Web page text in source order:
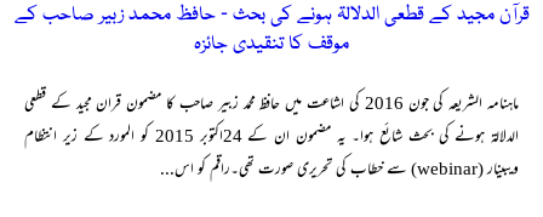
قرآن مجید کے قطعی الدلالۃ ہونے کی بحث ۔ حافظ محمد زبیر صاحب کے
موقف کا تنقیدی جائزہ
ماہنامہ الشریعہ کی جون 2016 کی اشاعت میں حافظ محمد زبیر صاحب کا مضمون قران مجید کے قطعی
الدلالۃ ہونے کی بحث شائع ہوا۔ یہ مضمون ان کے 24اکتوبر 2015 کو المورد کے زیر انتظام
ویبینار (webinar) سے خطاب کی تحریری صورت تھی۔راقم کو اس...